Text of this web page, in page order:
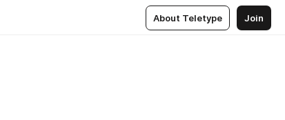
About Teletype Join